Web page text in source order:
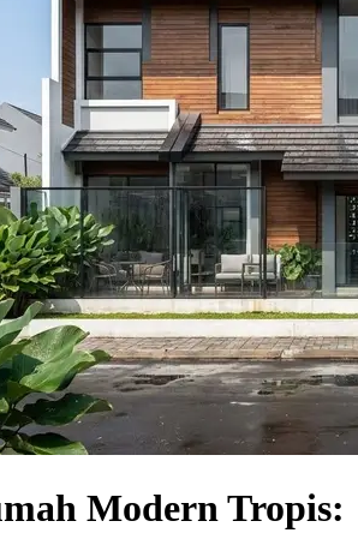
Modern Tropis: